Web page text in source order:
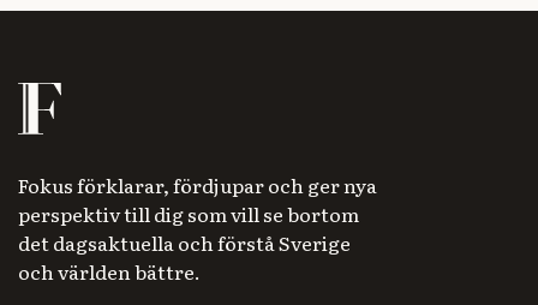
Fokus förklarar, fördjupar och ger nya
perspektiv till dig som vill se bortom
det dagsaktuella och förstå Sverige
och världen bättre.